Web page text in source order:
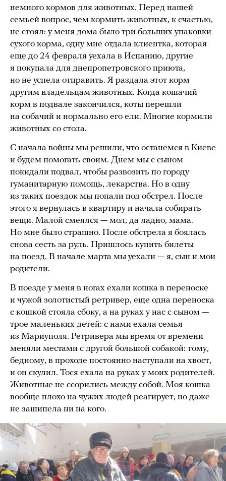
немного кормов для животных. Перед нашей
семьей вопрос, чем кормить животных, к счастью,
не стоял: у меня дома было три больших упаковки
сухого корма, одну мне отдала клиентка, которая
еще до 24 февраля уехала в Испанию, другие
я покупала для днепропетровского приюта,
но не успела отправить. Я раздала этот корм
другим владельцам животных. Когда кошачий
корм в подвале закончился, коты перешли
на собачий и нормально его ели. Многие кормили
животных со стола.
С начала войны мы решили, что останемся в Киеве
и будем помогать своим. Днем мы с сыном
покидали подвал, чтобы развозить по городу
гуманитарную помощь, лекарства. Но в одну
из таких поездок мы попали под обстрел. После
этого я вернулась в квартиру и начала собирать
вещи. Малой смеялся — мол, да ладно, мама.
Но мне было страшно. После обстрела я боялась
снова сесть за руль. Пришлось купить билеты
на поезд. В начале марта мы уехали — я, сын и мои
родители.
В поезде у меня в ногах ехали кошка в переноске
и чужой золотистый ретривер, еще одна переноска
с кошкой стояла сбоку, а на руках у нас с сыном —
трое маленьких детей: с нами ехала семья
из Мариуполя. Ретривера мы время от времени
меняли местами с другой большой собакой: тому,
бедному, в проходе постоянно наступали на хвост,
и он скулил. Тося ехала на руках у моих родителей.
Животные не ссорились между собой. Моя кошка
вообще плохо на чужих людей реагирует, но даже
не зашипела ни на кого.